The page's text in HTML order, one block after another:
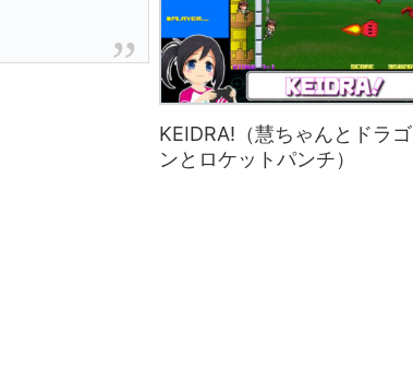
KEIDRA!（慧ちゃんとドラゴ
ンとロケットパンチ）